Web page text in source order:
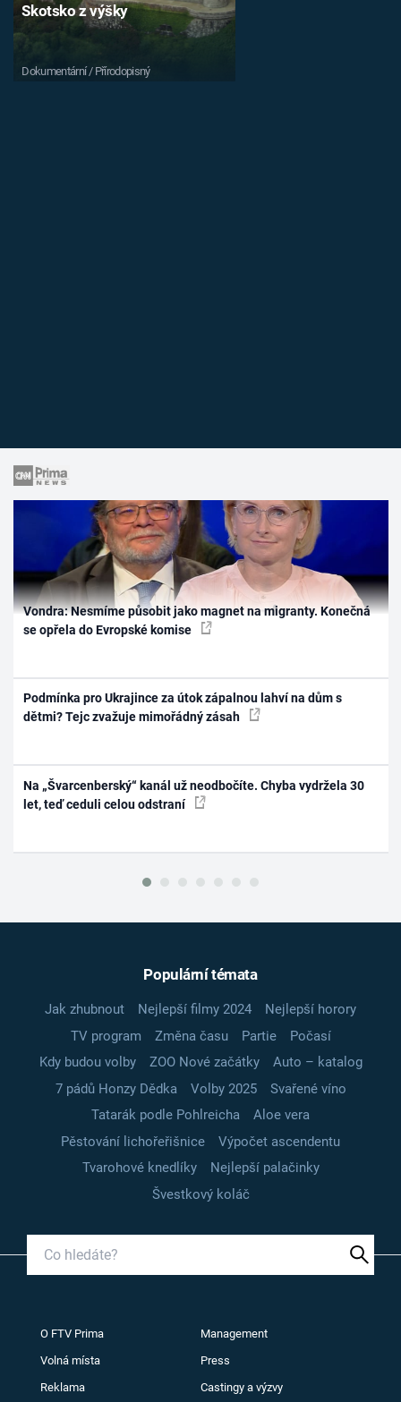
Skotsko z výšky
Dokumentární / Přírodopisný
Vondra: Nesmíme působit jako magnet na migranty. Konečná
se opřela do Evropské komise
Podmínka pro Ukrajince za útok zápalnou lahví na dům s
dětmi? Tejc zvažuje mimořádný zásah
Na „Švarcenberský“ kanál už neodbočíte. Chyba vydržela 30
let, teď ceduli celou odstraní
Populární témata
Jak zhubnout Nejlepší filmy 2024
Nejlepší horory
TV program
Změna času Partie
Počasí
Kdy budou volby
ZOO Nové začátky
Auto – katalog
7 pádů Honzy Dědka
Volby 2025
Svařené víno
Tatarák podle Pohlreicha
Aloe vera
Pěstování lichořeřišnice
Výpočet ascendentu
Tvarohové knedlíky
Nejlepší palačinky
Švestkový koláč
O FTV Prima Management
Volná místa Press
Reklama Castingy a výzvy